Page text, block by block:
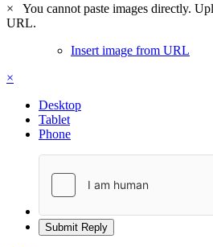
×
You cannot paste images directly.
URL.
Insert image from URL
×
Desktop
Tablet
Phone
Submit Reply